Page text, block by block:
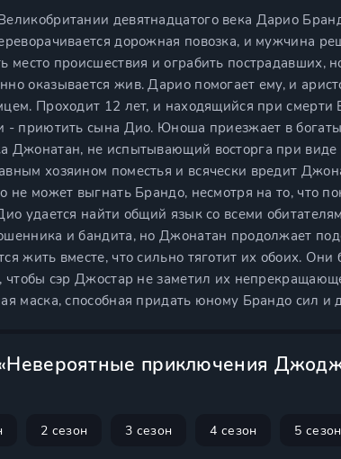
девятнадцатого века Дарио
дорожная повозка, и мужчина
место происшествия и ограбить пострадавших,
оказывается жив. Дарио помогает ему, и
Проходит 12 лет, и находящийся при
- приютить сына Дио. Юноша приезжает в
Джонатан, не испытывающий восторга при виде
хозяином поместья и всячески вредит
не может выгнать Брандо, несмотря на то, что
удается найти общий язык со всеми
и бандита, но Джонатан продолжает
жить вместе, что сильно тяготит их обоих.
чтобы сэр Джостар не заметил их
маска, способная придать юному Брандо сил и
приключения
2 сезон 3 сезон 4 сезон 5 сезон